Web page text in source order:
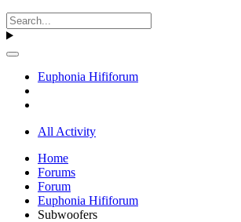
Euphonia Hififorum
All Activity
Home
Forums
Forum
Euphonia Hififorum
Subwoofers